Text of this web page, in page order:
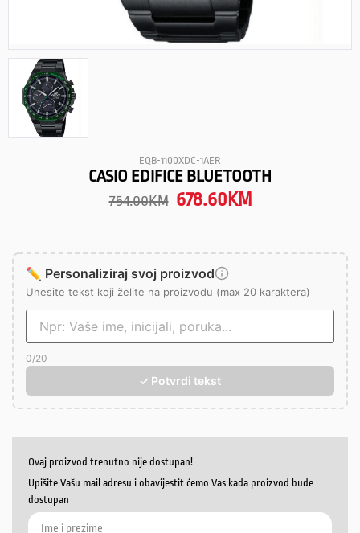
EQB-1100XDC-1AER
CASIO EDIFICE BLUETOOTH
754.00KM 678.60 KM
✏️ Personaliziraj svoj proizvod
Unesite tekst koji želite na proizvodu (max 20 karaktera)
0/20
✓ Potvrdi tekst
Ovaj proizvod trenutno nije dostupan!
Upišite Vašu mail adresu i obavijestit ćemo Vas kada proizvod bude
dostupan